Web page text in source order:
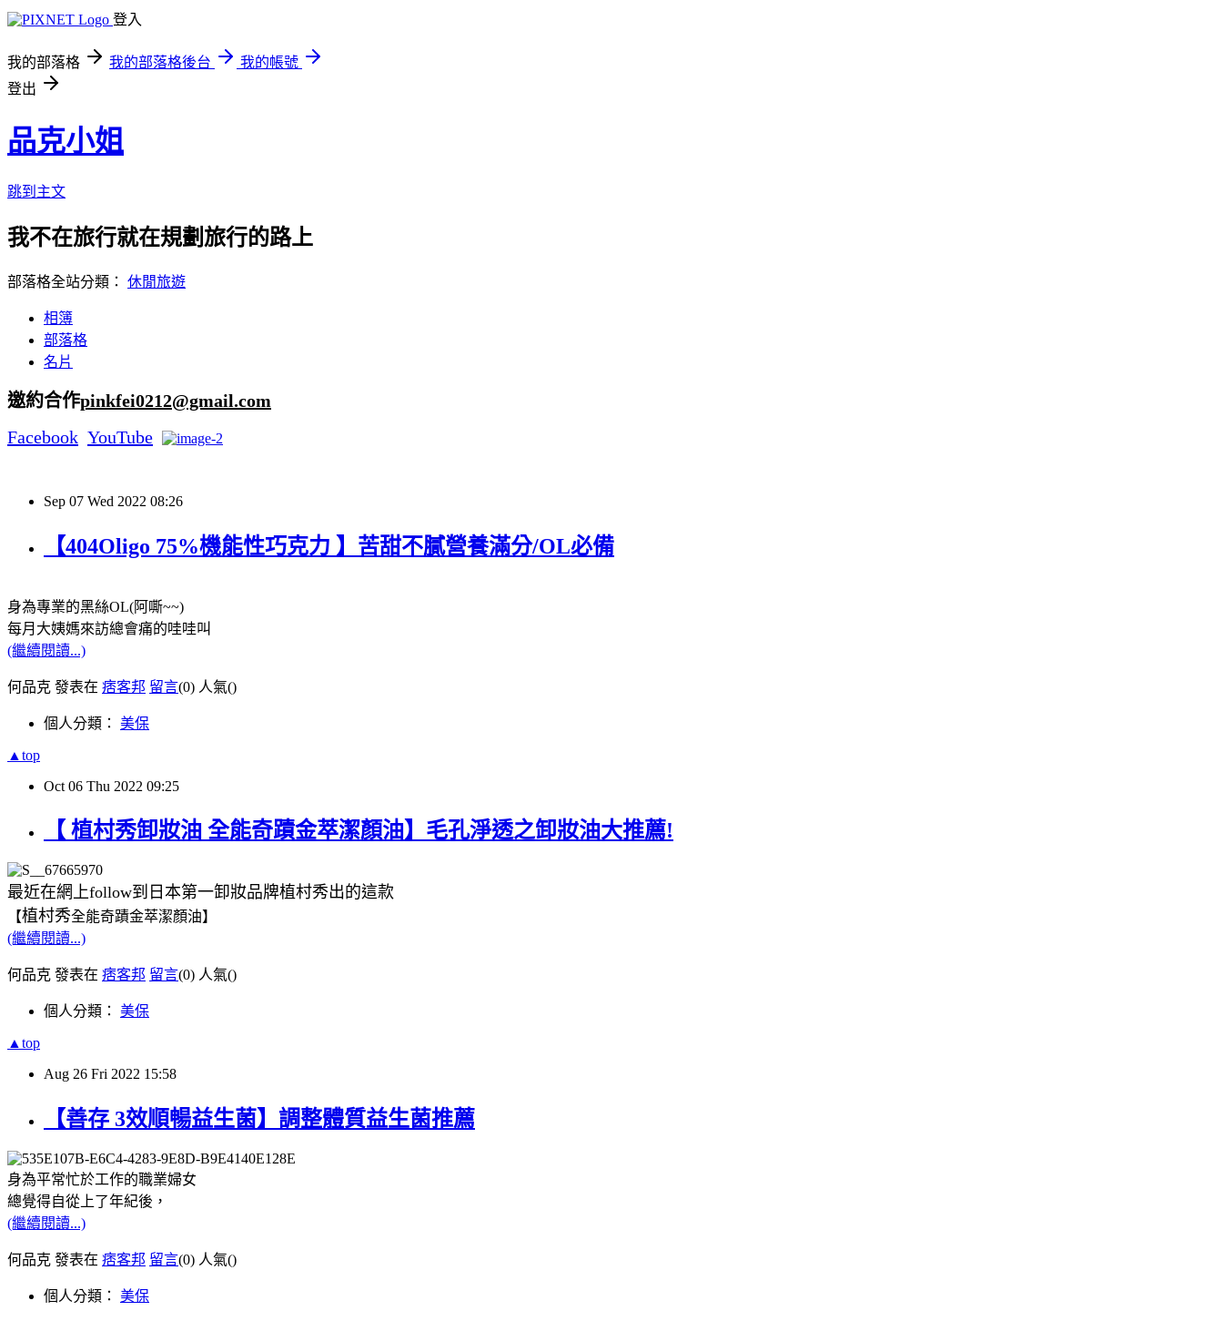
登入
我的部落格 我的部落格後台
我的帳號
登出
品克小姐
跳到主文
我不在旅行就在規劃旅行的路上
部落格全站分類： 休閒旅遊
相簿
部落格
名片
邀約合作pinkfei0212@gmail.com
Facebook YouTube
Sep 07 Wed 2022 08:26
【404Oligo 75%機能性巧克力 】苦甜不膩營養滿分/OL必備
身為專業的黑絲OL(阿嘶~~)
每月大姨媽來訪總會痛的哇哇叫
(繼續閱讀...)
何品克 發表在 痞客邦 留言(0) 人氣()
個人分類： 美保
▲top
Oct 06 Thu 2022 09:25
【 植村秀卸妝油 全能奇蹟金萃潔顏油】毛孔淨透之卸妝油大推薦!
最近在網上follow到日本第一卸妝品牌植村秀出的這款
【植村秀全能奇蹟金萃潔顏油】
(繼續閱讀...)
何品克 發表在 痞客邦 留言(0) 人氣()
個人分類： 美保
▲top
Aug 26 Fri 2022 15:58
【善存 3效順暢益生菌】調整體質益生菌推薦
身為平常忙於工作的職業婦女
總覺得自從上了年紀後，
(繼續閱讀...)
何品克 發表在 痞客邦 留言(0) 人氣()
個人分類： 美保